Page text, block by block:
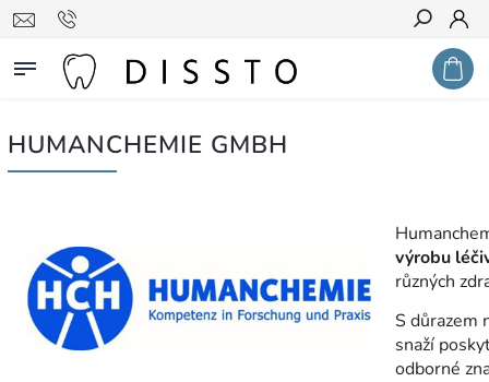
Hledat
HUMANCHEMIE GMBH
výrobu
různých
S důrazem
snaží
odborné